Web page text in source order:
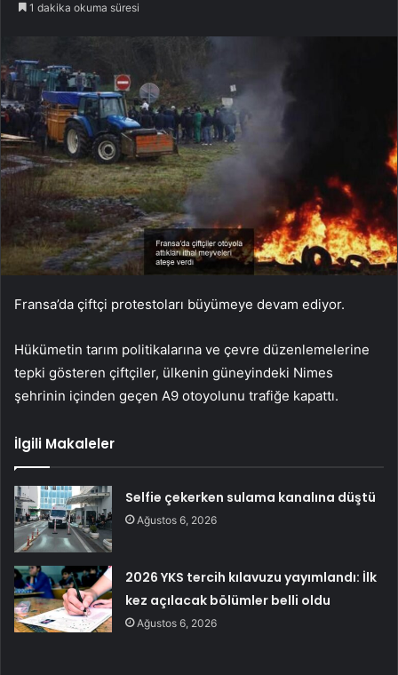
1 dakika okuma süresi
Fransa’da çiftçi protestoları büyümeye devam ediyor.
Hükümetin tarım politikalarına ve çevre düzenlemelerine
tepki gösteren çiftçiler, ülkenin güneyindeki Nimes
şehrinin içinden geçen A9 otoyolunu trafiğe kapattı.
İlgili Makaleler
Selfie çekerken sulama kanalına düştü
Ağustos 6, 2026
2026 YKS tercih kılavuzu yayımlandı: İlk
kez açılacak bölümler belli oldu
Ağustos 6, 2026